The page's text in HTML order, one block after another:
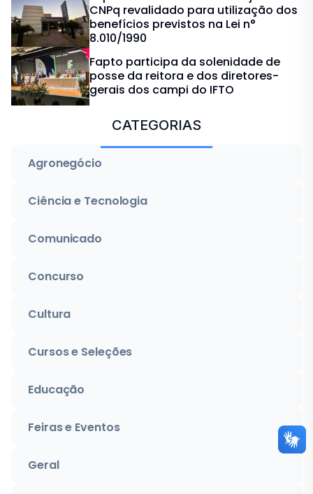
CNPq revalidado para utilização dos
benefícios previstos na Lei n°
8.010/1990
Fapto participa da solenidade de
posse da reitora e dos diretores-
gerais dos campi do IFTO
CATEGORIAS
Agronegócio
Ciência e Tecnologia
Comunicado
Concurso
Cultura
Cursos e Seleções
Educação
Feiras e Eventos
Geral